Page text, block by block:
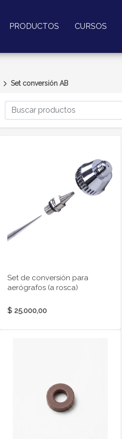
PRODUCTOS CURSOS
Set conversión AB
Set de conversión para
aerógrafos (a rosca)
$ 25.000,00